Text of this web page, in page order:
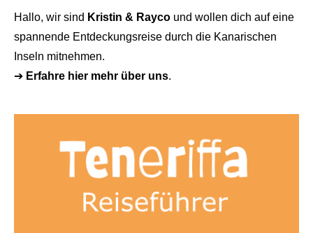
Hallo, wir sind Kristin & Rayco und wollen dich auf eine
spannende Entdeckungsreise durch die Kanarischen
Inseln mitnehmen.
➔ Erfahre hier mehr über uns.